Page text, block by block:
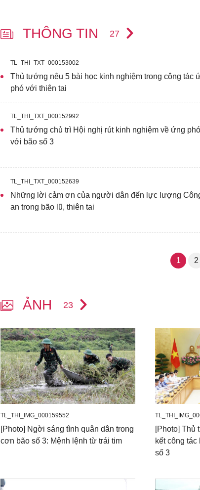
THÔNG TIN 27
TL_THI_TXT_000153002
Thủ tướng nêu 5 bài học kinh nghiệm trong công tác
phó với thiên tai
TL_THI_TXT_000152992
Thủ tướng chủ trì Hội nghị rút kinh nghiệm về ứng phó
với bão số 3
TL_THI_TXT_000152639
Những lời cảm ơn của người dân đến lực lượng
an trong bão lũ, thiên tai
1 2
ẢNH 23
TL_THI_IMG_000159552
[Photo] Ngời sáng tình quân dân trong
cơn bão số 3: Mệnh lệnh từ trái tim
[Photo] Thủ
kết công
số 3